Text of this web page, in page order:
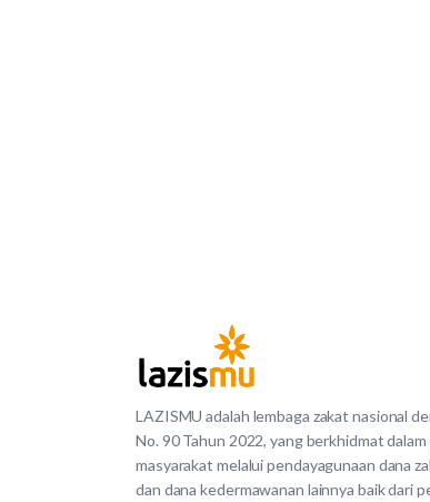
LAZISMU adalah lembaga zakat nasional
No. 90 Tahun 2022, yang berkhidmat
masyarakat melalui pendayagunaan dana
dan dana kedermawanan lainnya baik dari